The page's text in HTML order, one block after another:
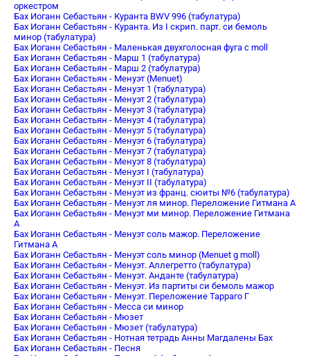
оркестром
Бах Иоганн Себастьян - Куранта BWV 996 (табулатура)
Бах Иоганн Себастьян - Куранта. Из I скрип. парт. си бемоль
минор (табулатура)
Бах Иоганн Себастьян - Маленькая двухголосная фуга c moll
Бах Иоганн Себастьян - Марш 1 (табулатура)
Бах Иоганн Себастьян - Марш 2 (табулатура)
Бах Иоганн Себастьян - Менуэт (Menuet)
Бах Иоганн Себастьян - Менуэт 1 (табулатура)
Бах Иоганн Себастьян - Менуэт 2 (табулатура)
Бах Иоганн Себастьян - Менуэт 3 (табулатура)
Бах Иоганн Себастьян - Менуэт 4 (табулатура)
Бах Иоганн Себастьян - Менуэт 5 (табулатура)
Бах Иоганн Себастьян - Менуэт 6 (табулатура)
Бах Иоганн Себастьян - Менуэт 7 (табулатура)
Бах Иоганн Себастьян - Менуэт 8 (табулатура)
Бах Иоганн Себастьян - Менуэт I (табулатура)
Бах Иоганн Себастьян - Менуэт II (табулатура)
Бах Иоганн Себастьян - Менуэт из франц. сюиты №6 (табулатура)
Бах Иоганн Себастьян - Менуэт ля минор. Переложение Гитмана А
Бах Иоганн Себастьян - Менуэт ми минор. Переложение Гитмана
А
Бах Иоганн Себастьян - Менуэт соль мажор. Переложение
Гитмана А
Бах Иоганн Себастьян - Менуэт соль минор (Menuet g moll)
Бах Иоганн Себастьян - Менуэт. Аллегретто (табулатура)
Бах Иоганн Себастьян - Менуэт. Анданте (табулатура)
Бах Иоганн Себастьян - Менуэт. Из партиты си бемоль мажор
Бах Иоганн Себастьян - Менуэт. Переложение Тарраго Г
Бах Иоганн Себастьян - Месса си минор
Бах Иоганн Себастьян - Мюзет
Бах Иоганн Себастьян - Мюзет (табулатура)
Бах Иоганн Себастьян - Нотная тетрадь Анны Магдалены Бах
Бах Иоганн Себастьян - Песня